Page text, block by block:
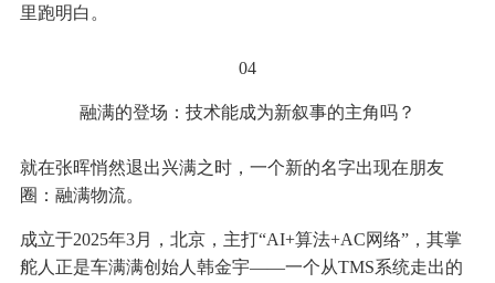
里跑明白。
04
融满的登场：技术能成为新叙事的主角吗？
就在张晖悄然退出兴满之时，一个新的名字出现在朋友
圈：融满物流。
成立于2025年3月，北京，主打“AI+算法+AC网络”，其掌
舵人正是车满满创始人韩金宇——一个从TMS系统走出的